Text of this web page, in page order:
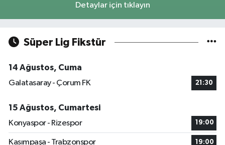
Detaylar için tıklayın
Süper Lig Fikstür
14 Ağustos, Cuma
Galatasaray - Çorum FK
21:30
15 Ağustos, Cumartesi
Konyaspor - Rizespor
19:00
Kasımpaşa - Trabzonspor 19:00